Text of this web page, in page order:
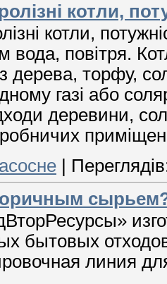
котли,
котли,
вода, повітря.
дерева, торфу,
газі або
деревини,
|
бытовых
линия